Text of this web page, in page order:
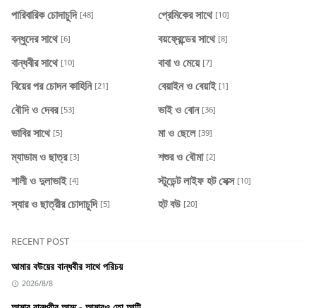
পারিবারিক চোদাচুদি [48] প্রেমিকের সাথে [10]
বন্ধুদের সাথে [6] বয়ফ্রেন্ডের সাথে [8]
বান্ধবীর সাথে [10] বাবা ও মেয়ে [7]
বিয়ের পর চোদন কাহিনি [21] বেয়াইন ও বেয়াই [1]
বৌদি ও দেবর [53] ভাই ও বোন [36]
ভাবির সাথে [5] মা ও ছেলে [39]
ম্যাডাম ও ছাত্র [3] শশুর ও বৌমা [2]
শালী ও দুলাভাই [4] স্টুডেন্ট লাইফ হট সেক্স [10]
স্যার ও ছাত্রীর চোদাচুদি [5] হট বউ [20]
RECENT POST
আমার বউয়ের বান্ধবীর সাথে পরিচয়
2026/8/8